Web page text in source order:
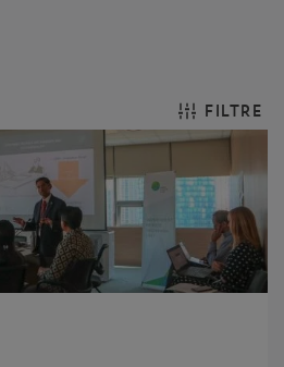
FILTRE